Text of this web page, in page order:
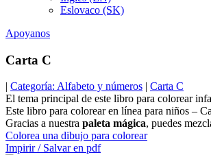
Eslovaco (SK)
Apoyanos
Carta C
| Categoría: Alfabeto y números | Carta C
El tema principal de este libro para colorear
Este libro para colorear en línea para niños –
Gracias a nuestra paleta mágica, puedes
Colorea una dibujo para colorear
Impirir / Salvar en pdf